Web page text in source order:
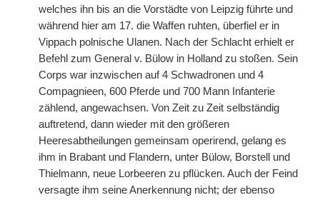
welches ihn bis an die Vorstädte von Leipzig führte und
während hier am 17. die Waffen ruhten, überfiel er in
Vippach polnische Ulanen. Nach der Schlacht erhielt er
Befehl zum General v. Bülow in Holland zu stoßen. Sein
Corps war inzwischen auf 4 Schwadronen und 4
Compagnieen, 600 Pferde und 700 Mann Infanterie
zählend, angewachsen. Von Zeit zu Zeit selbständig
auftretend, dann wieder mit den größeren
Heeresabtheilungen gemeinsam operirend, gelang es
ihm in Brabant und Flandern, unter Bülow, Borstell und
Thielmann, neue Lorbeeren zu pflücken. Auch der Feind
versagte ihm seine Anerkennung nicht; der ebenso